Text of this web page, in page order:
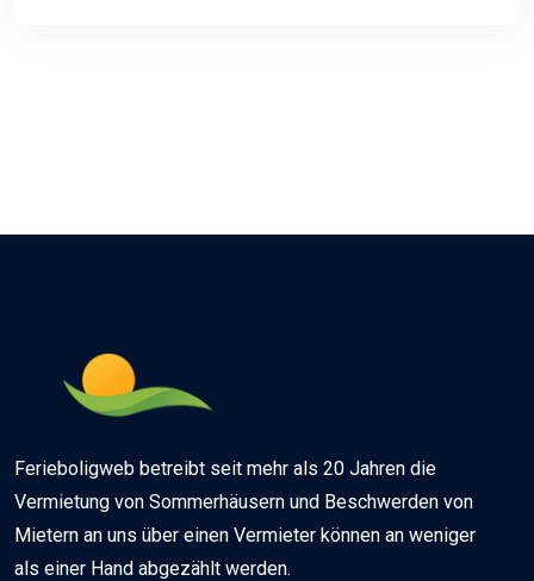
Ferieboligweb betreibt seit mehr als 20 Jahren die
Vermietung von Sommerhäusern und Beschwerden von
Mietern an uns über einen Vermieter können an weniger
als einer Hand abgezählt werden.